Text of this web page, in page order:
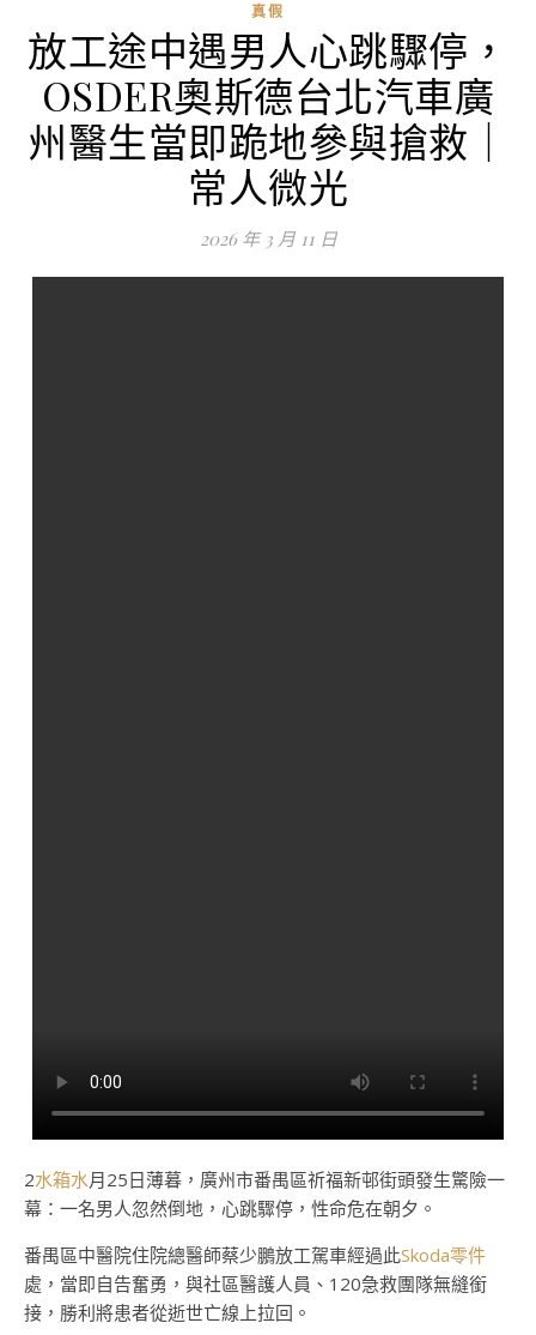
真假
放工途中遇男人心跳驟停，
OSDER奧斯德台北汽車廣
州醫生當即跪地參與搶救｜
常人微光
2026 年 3 月 11 日
2水箱水月25日薄暮，廣州市番禺區祈福新邨街頭發生驚險一
幕：一名男人忽然倒地，心跳驟停，性命危在朝夕。
番禺區中醫院住院總醫師蔡少鵬放工駕車經過此Skoda零件
處，當即自告奮勇，與社區醫護人員、120急救團隊無縫銜
接，勝利將患者從逝世亡線上拉回。